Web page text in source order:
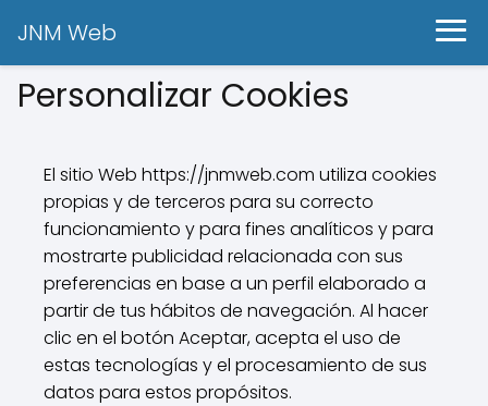
JNM Web
Personalizar Cookies
El sitio Web https://jnmweb.com utiliza cookies
propias y de terceros para su correcto
funcionamiento y para fines analíticos y para
mostrarte publicidad relacionada con sus
preferencias en base a un perfil elaborado a
partir de tus hábitos de navegación. Al hacer
clic en el botón Aceptar, acepta el uso de
estas tecnologías y el procesamiento de sus
datos para estos propósitos.